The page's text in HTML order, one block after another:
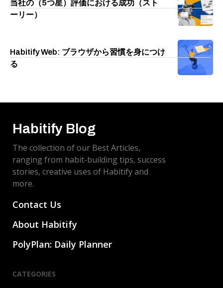
当社の（5つ星）評価における成功（スト
ーリー）
Habitify Web: ブラウザから習慣を身につけ
る
Habitify Blog
The collection of our Best Articles,
ranging from habit-building tips, success
stories, creative uses of Habitify and
more.
Contact Us
About Habitify
PolyPlan: Daily Planner
CATEGORIES